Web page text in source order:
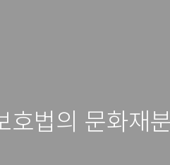
호법의 문화재